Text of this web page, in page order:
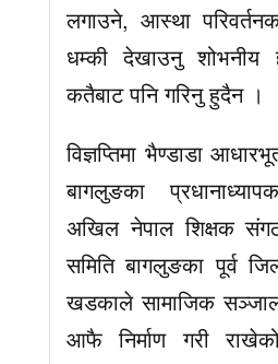
लगाउने, आस्था
धम्की देखाउनु
कतैबाट पनि गरिनु हुदैन ।
विज्ञप्तिमा भैण्डाडा
बागलुङका
अखिल नेपाल शिक्षक
समिति बागलुङका पूर्व
खडकाले सामाजिक
आफै निर्माण गरी